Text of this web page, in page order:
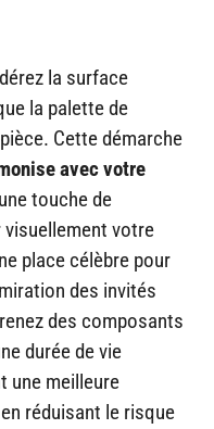
la surface
la palette de
Cette démarche
avec votre
touche de
votre
place célèbre pour
des invités
des composants
durée de vie
une meilleure
réduisant le risque